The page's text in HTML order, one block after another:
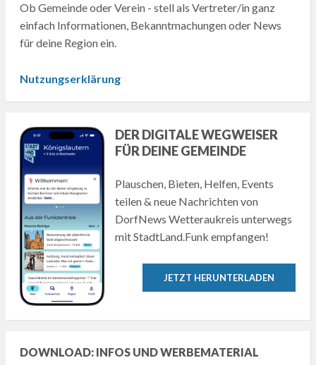
Ob Gemeinde oder Verein - stell als Vertreter/in ganz
einfach Informationen, Bekanntmachungen oder News
für deine Region ein.
Nutzungserklärung
DER DIGITALE WEGWEISER
FÜR DEINE GEMEINDE
Plauschen, Bieten, Helfen, Events
teilen & neue Nachrichten von
DorfNews Wetteraukreis unterwegs
mit StadtLand.Funk empfangen!
JETZT HERUNTERLADEN
DOWNLOAD: INFOS UND WERBEMATERIAL